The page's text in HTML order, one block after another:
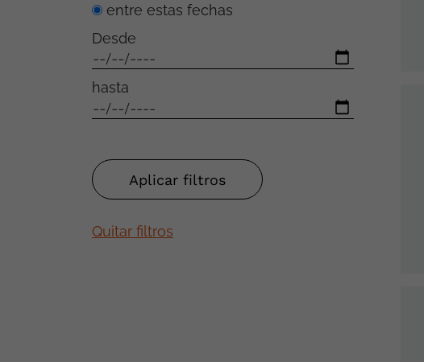
entre estas fechas
Desde
hasta
Quitar filtros